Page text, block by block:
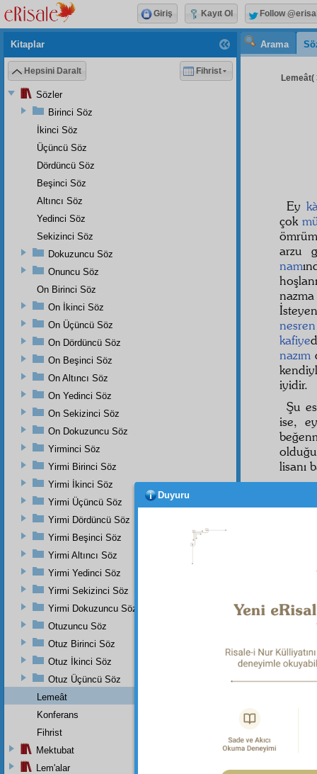
Arama
Lemeât(
Ey
çok
arzu
nam
nesren
kafiye
nazım
iyidir.
Şu
ise,
lisanı
edep
Kitaplar
Hepsini Daralt Fihrist
Sözler
Birinci Söz
İkinci Söz
Üçüncü Söz
Dördüncü Söz
Beşinci Söz
Altıncı Söz
Yedinci Söz
Sekizinci Söz
Dokuzuncu Söz
Onuncu Söz
On Birinci Söz
On İkinci Söz
On Üçüncü Söz
On Dördüncü Söz
On Beşinci Söz
On Altıncı Söz
On Yedinci Söz
On Sekizinci Söz
On Dokuzuncu Söz
Yirminci Söz
Yirmi Birinci Söz
Yirmi İkinci Söz
Yirmi Üçüncü Söz
Yirmi Dördüncü Söz
Yirmi Beşinci Söz
Yirmi Altıncı Söz
Yirmi Yedinci Söz
Yirmi Sekizinci Söz
Yirmi Dokuzuncu Söz
Otuzuncu Söz
Otuz Birinci Söz
Otuz İkinci Söz
Otuz Üçüncü Söz
Lemeât
Konferans
Fihrist
Mektubat
Lem'alar
Giriş Kayıt Ol Follow
Duyuru